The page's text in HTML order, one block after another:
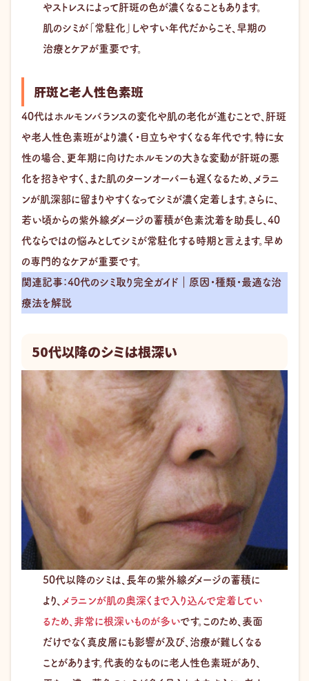
やストレスによって肝斑の色が濃くなることもあります。
肌のシミが「常駐化」しやすい年代だからこそ、早期の
治療とケアが重要です。
肝斑と老人性色素班
40代はホルモンバランスの変化や肌の老化が進むことで、肝斑
や老人性色素班がより濃く・目立ちやすくなる年代です。特に女
性の場合、更年期に向けたホルモンの大きな変動が肝斑の悪
化を招きやすく、また肌のターンオーバーも遅くなるため、メラニ
ンが肌深部に留まりやすくなってシミが濃く定着します。さらに、
若い頃からの紫外線ダメージの蓄積が色素沈着を助長し、40
代ならではの悩みとしてシミが常駐化する時期と言えます。早め
の専門的なケアが重要です。
関連記事：40代のシミ取り完全ガイド｜原因・種類・最適な治
療法を解説
50代以降のシミは根深い
50代以降のシミは、長年の紫外線ダメージの蓄積に
より、
メラニンが肌の奥深くまで入り込んで定着してい
るため、非常に根深いものが多いです。このため、表面
だけでなく真皮層にも影響が及び、治療が難しくなる
ことがあります。代表的なものに老人性色素斑があり、